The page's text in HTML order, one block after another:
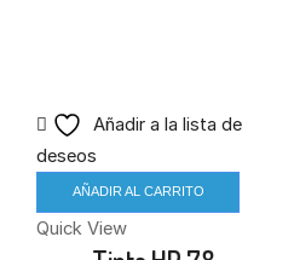
Añadir a la lista de
deseos
AÑADIR AL CARRITO
Quick View